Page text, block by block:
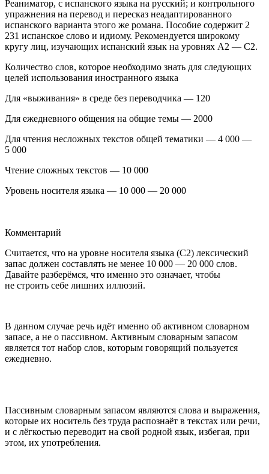
Реаниматор, с испанского языка на русский; и контрольного
упражнения на перевод и пересказ неадаптированного
испанского варианта этого же романа. Пособие содержит 2
231 испанское слово и идиому. Рекомендуется широкому
кругу лиц, изучающих испанский язык на уровнях А2 — С2.
Количество слов, которое необходимо знать для следующих
целей использования иностранного языка
Для «выживания» в среде без переводчика — 120
Для ежедневного общения на общие темы — 2000
Для чтения несложных текстов общей тематики — 4 000 —
5 000
Чтение сложных текстов — 10 000
Уровень носителя языка — 10 000 — 20 000
Комментарий
Считается, что на уровне носителя языка (С2) лексический
запас должен составлять не менее 10 000 — 20 000 слов.
Давайте разберёмся, что именно это означает, чтобы
не строить себе лишних иллюзий.
В данном случае речь идёт именно об активном словарном
запасе, а не о пассивном. Активным словарным запасом
является тот набор слов, которым говорящий пользуется
ежедневно.
Пассивным словарным запасом являются слова и выражения,
которые их носитель без труда распознаёт в текстах или речи,
и с лёгкостью переводит на свой родной язык, избегая, при
этом, их употребления.